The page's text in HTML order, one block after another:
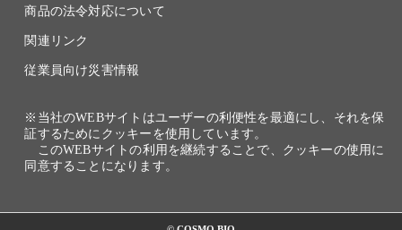
商品の法令対応について
関連リンク
従業員向け災害情報
※当社のWEBサイトはユーザーの利便性を最適にし、それを保
証するためにクッキーを使用しています。
このWEBサイトの利用を継続することで、クッキーの使用に
同意することになります。